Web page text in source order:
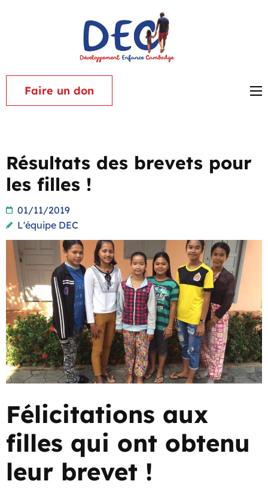
Entrée)
Faire un don
Résultats des brevets pour
les filles !
01/11/2019
L'équipe DEC
Félicitations aux
filles qui ont obtenu
leur brevet !